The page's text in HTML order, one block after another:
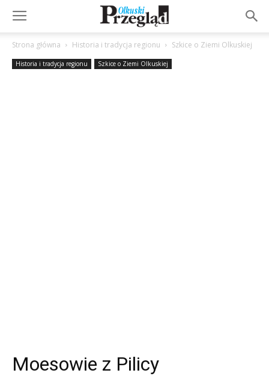
Strona główna Historia i tradycja regionu Szkice o Ziemi Olkuskiej
Historia i tradycja regionu Szkice o Ziemi Olkuskiej
Moesowie z Pilicy